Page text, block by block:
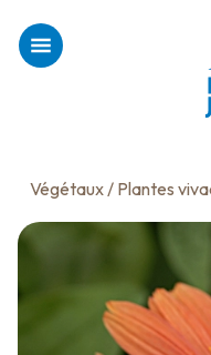
Végétaux/ Plantes